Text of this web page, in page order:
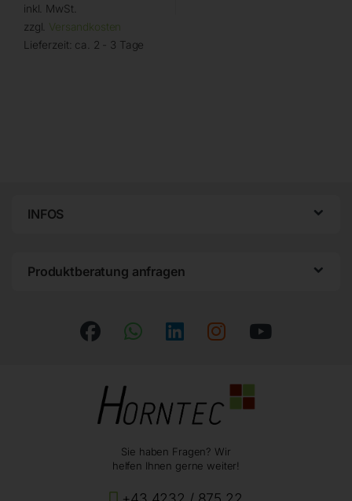
inkl. MwSt.
zzgl. Versandkosten
Lieferzeit: ca. 2 - 3 Tage
INFOS
Produktberatung anfragen
Sie haben Fragen? Wir
helfen Ihnen gerne weiter!